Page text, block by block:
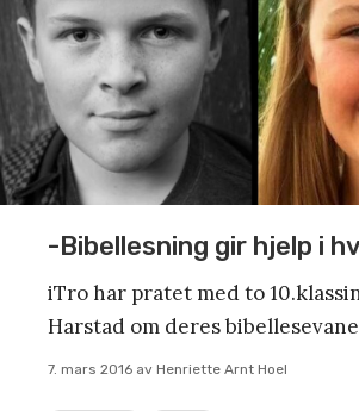
-Bibellesning gir hjelp i
iTro har pratet med to
Harstad om deres
7. mars 2016 av Henriette Arnt Hoel